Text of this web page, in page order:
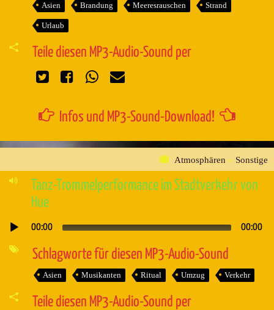
Asien Brandung Meeresrauschen Strand
Urlaub
Teile diesen MP3-Audio-Sound per
Infos und MP3-Sound-Download!
Atmosphären » Sonstige
Tanz-Trommelperformance im Stadtverkehr von
Hue
Audio-
00:00 00:00
Schlagworte für diesen MP3-Audio-Sound
Asien Musikanten Ritual Umzug Verkehr
Teile diesen MP3-Audio-Sound per